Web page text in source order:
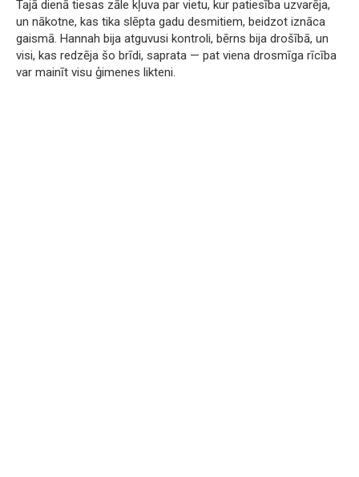
Tajā dienā tiesas zāle kļuva par vietu, kur patiesība uzvarēja,
un nākotne, kas tika slēpta gadu desmitiem, beidzot iznāca
gaismā. Hannah bija atguvusi kontroli, bērns bija drošībā, un
visi, kas redzēja šo brīdi, saprata — pat viena drosmīga rīcība
var mainīt visu ģimenes likteni.